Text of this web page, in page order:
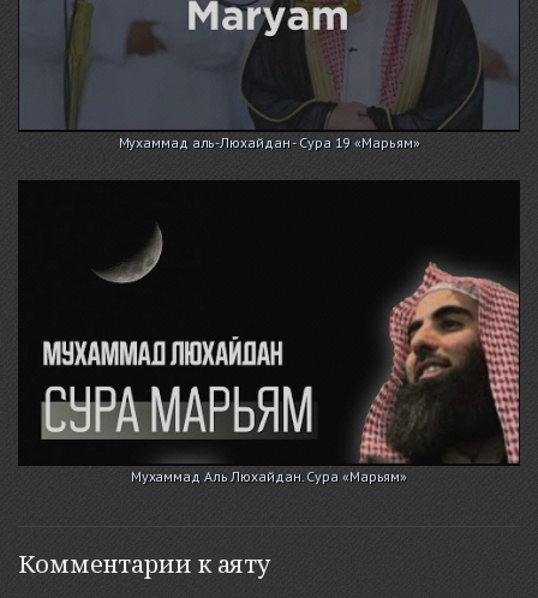
Мухаммад аль-Люхайдан - Сура 19 «Марьям»
Мухаммад Аль Люхайдан. Сура «Марьям»
Комментарии к аяту